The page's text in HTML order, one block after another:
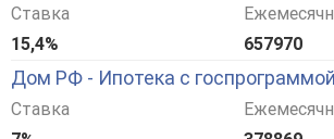
Ставка
15,4%
657970
Дом РФ - Ипотека с госпрограммой
Ставка